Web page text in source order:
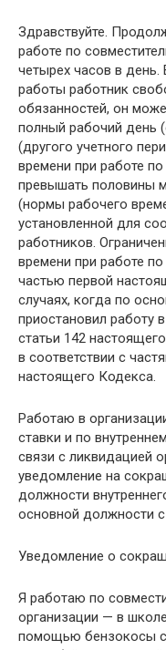
Здравствуйте.
работе по
четырех часов в
работы работник
обязанностей, он
полный рабочий день
(другого учетного
времени при работе
превышать половины
(нормы рабочего
установленной для
работников.
времени при работе
частью первой
случаях, когда по
приостановил работу
статьи 142
в соответствии с
настоящего Кодекса.
Работаю в
ставки и по
связи с ликвидацией
уведомление на
должности
основной должности
Уведомление о
Я работаю по
организации — в
помощью бензокосы